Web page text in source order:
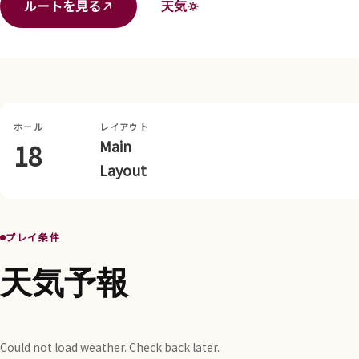
ルートを見る 天気
ホール
18
レイアウト
Main
Layout
プレイ条件
天気予報
Could not load weather. Check back later.